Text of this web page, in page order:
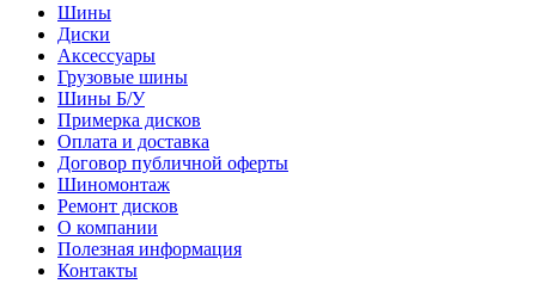
Шины
Диски
Аксессуары
Грузовые шины
Шины Б/У
Примерка дисков
Оплата и доставка
Договор публичной оферты
Шиномонтаж
Ремонт дисков
О компании
Полезная информация
Контакты